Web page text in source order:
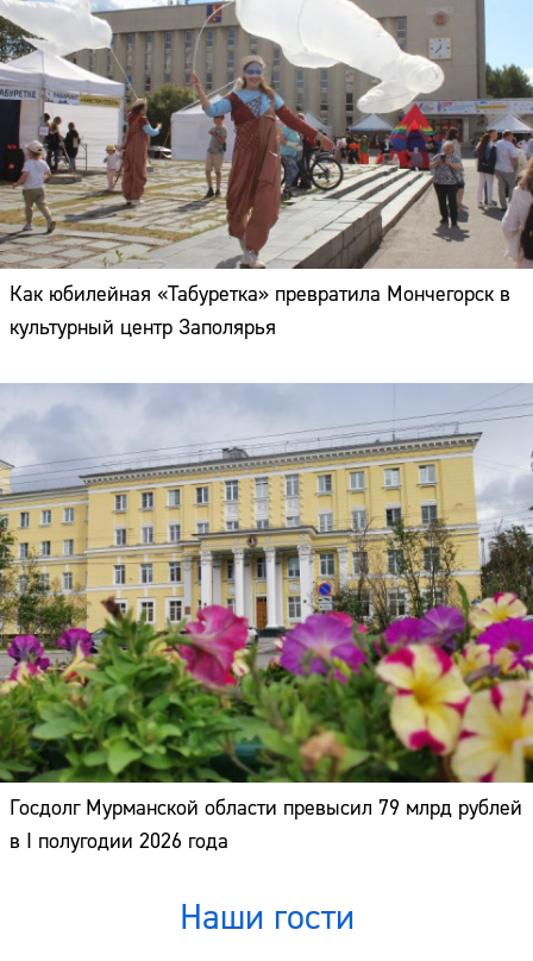
Как юбилейная «Табуретка» превратила Мончегорск в
культурный центр Заполярья
Госдолг Мурманской области превысил 79 млрд рублей
в I полугодии 2026 года
Наши гости